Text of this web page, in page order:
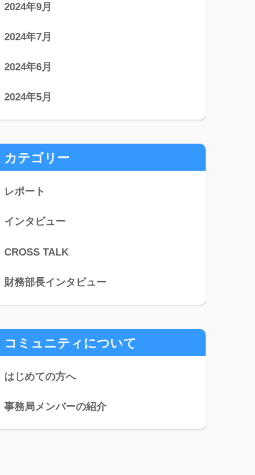
2024年9月
2024年7月
2024年6月
2024年5月
カテゴリー
レポート
インタビュー
CROSS TALK
財務部長インタビュー
コミュニティについて
はじめての方へ
事務局メンバーの紹介